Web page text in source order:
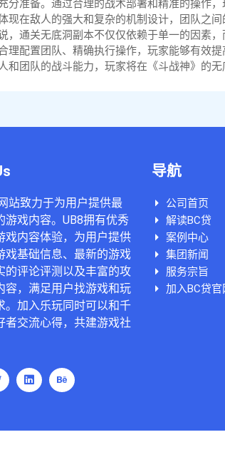
分准备。通过合理的战术部署和精准的操作
现在敌人的强大和复杂的机制设计，团队之
，通关无底洞副本不仅仅依赖于单一的因素
理配置团队、精确执行操作，玩家能够有效
和团队的战斗能力，玩家将在《斗战神》的无
站致力于为用户提供最
游戏内容。UB8拥有优秀
戏内容体验，为用户提供
戏基础信息、最新的游戏
的评论评测以及丰富的攻
容，满足用户找游戏和玩
。加入乐玩同时可以和千
者交流心得，共建游戏社
导航
公司首页
解读BC贷
案例中心
集团新闻
服务宗旨
加入BC贷官